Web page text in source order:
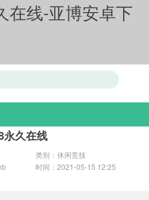
在线-亚博安卓下
戏分类
永久在线
类别：休闲竞技
时间：2021-05-15 12:25